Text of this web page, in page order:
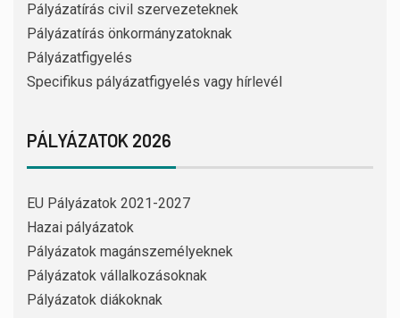
Pályázatírás civil szervezeteknek
Pályázatírás önkormányzatoknak
Pályázatfigyelés
Specifikus pályázatfigyelés vagy hírlevél
PÁLYÁZATOK 2026
EU Pályázatok 2021-2027
Hazai pályázatok
Pályázatok magánszemélyeknek
Pályázatok vállalkozásoknak
Pályázatok diákoknak